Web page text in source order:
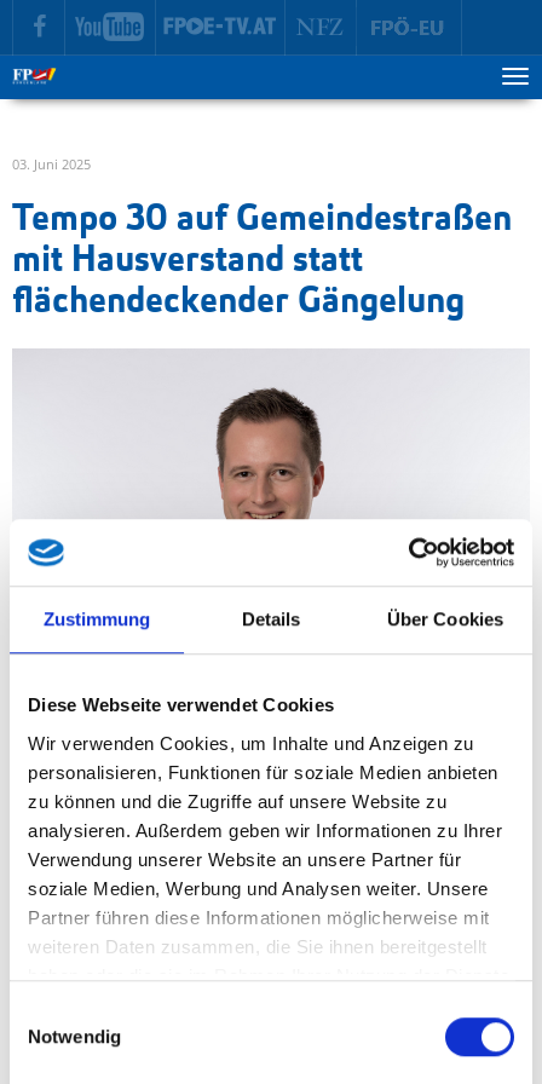
Zustimmung Details Über Cookies
Diese Webseite verwendet Cookies
Wir verwenden Cookies, um Inhalte und Anzeigen zu
personalisieren, Funktionen für soziale Medien anbieten
zu können und die Zugriffe auf unsere Website zu
analysieren. Außerdem geben wir Informationen zu Ihrer
Verwendung unserer Website an unsere Partner für
soziale Medien, Werbung und Analysen weiter. Unsere
Partner führen diese Informationen möglicherweise mit
weiteren Daten zusammen, die Sie ihnen bereitgestellt
haben oder die sie im Rahmen Ihrer Nutzung der Dienste
Notwendig
zur Hauptnavigation springen
zum Inhalt springen
03. Juni 2025
Tempo 30 auf Gemeindestraßen
mit Hausverstand statt
flächendeckender Gängelung
„Tempo 30 im Ortsgebiet kann an bestimmten neuralgischen
sonstigen Gefahrenstellen, ein sinnvolles Mittel zur Erhöhung
der Verkehrssicherheit sein. Doch jede Gemeinde hat ihre
eigenen Gegebenheiten. In manchen Kommunen macht ein
solchesTempolimit Sinn, aber eine generelle Einführung
lehnen wir als FPÖ entschieden ab“, stellt FPÖ
Verkehrssprecher LAbg Mag. Thomas Grandits klar.
Grandits verweist dabei auf die aktuelle ÖAMTC-Umfrage, laut
Gemeindestraßen aussprechen: „Die Bevölkerung will keine
ideologisch motivierten Schnellschüsse, sondern maßvolle